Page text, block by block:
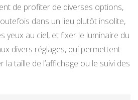
de profiter de diverses options,
dans un lieu plutôt insolite,
yeux au ciel, et fixer le luminaire du
divers réglages, qui permettent
taille de l’affichage ou le suivi des